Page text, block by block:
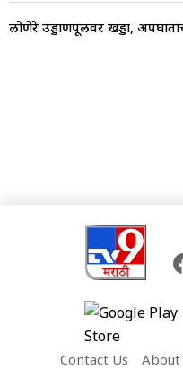
लोणेरे उड्डाणपूलवर खड्डा,
Contact Us About